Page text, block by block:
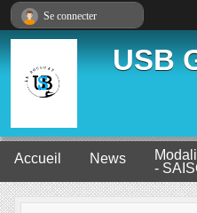
USB
Accueil News
-
Se connecter
Panneau de gestion des